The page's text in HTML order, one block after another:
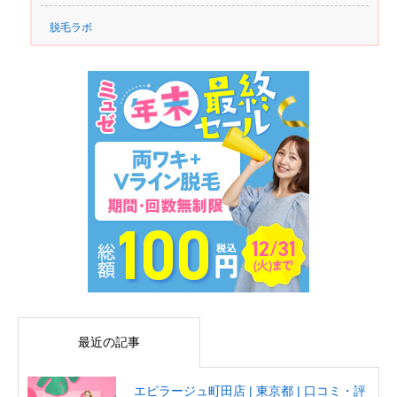
脱毛ラボ
最近の記事
エピラージュ町田店 | 東京都 | 口コミ・評